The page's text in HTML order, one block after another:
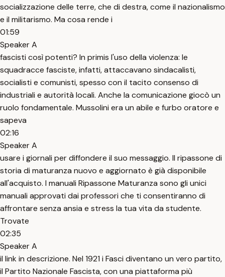
socializzazione delle terre, che di destra, come il nazionalismo
e il militarismo. Ma cosa rende i
01:59
Speaker A
fascisti così potenti? In primis l'uso della violenza: le
squadracce fasciste, infatti, attaccavano sindacalisti,
socialisti e comunisti, spesso con il tacito consenso di
industriali e autorità locali. Anche la comunicazione giocò un
ruolo fondamentale. Mussolini era un abile e furbo oratore e
sapeva
02:16
Speaker A
usare i giornali per diffondere il suo messaggio. Il ripassone di
storia di maturanza nuovo e aggiornato è già disponibile
all'acquisto. I manuali Ripassone Maturanza sono gli unici
manuali approvati dai professori che ti consentiranno di
affrontare senza ansia e stress la tua vita da studente.
Trovate
02:35
Speaker A
il link in descrizione. Nel 1921 i Fasci diventano un vero partito,
il Partito Nazionale Fascista, con una piattaforma più